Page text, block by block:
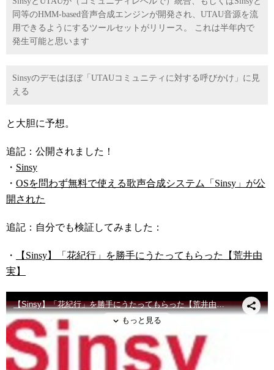
同等のHMM-based音声合成エンジンが開発され、UTAU音源を流
用できるようにするツールセットがリリース。 これは半年内で
発生可能と思います
Sinsyのデモはほぼ「UTAUコミュニティに対する呼びかけ」に見
える
と大胆に予想。
追記：公開されました！
・ Sinsy
・ OSを問わず無料で使える歌声合成システム「Sinsy」が公
開された
追記：自分でも検証してみました：
・
【Sinsy】「花紀行」を勝手にうたってもらった【荒井由
実】